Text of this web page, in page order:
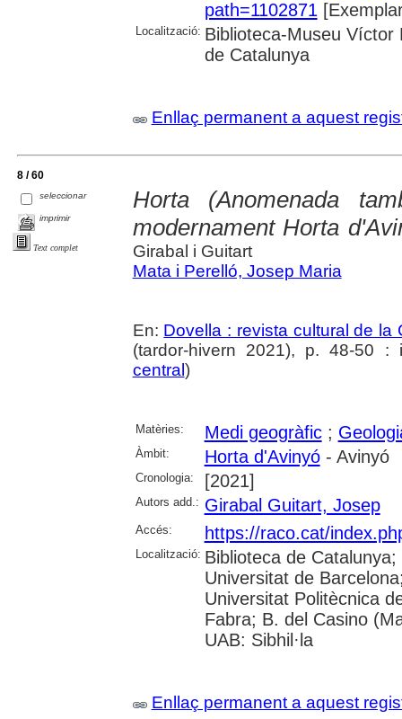
path=1102871
Localització: Biblioteca-Museu Víctor
de Catalunya
Enllaç permanent a aquest
8 / 60
seleccionar
imprimir
Text complet
Horta (Anomenada
modernament Horta
Girabal i Guitart
Mata i Perelló, Josep Maria
En: Dovella : revista cultural de la
(tardor-hivern 2021), p. 48-50 :
central)
Matèries: Medi geogràfic;
Àmbit: Horta d'Avinyó- Avinyó
Cronologia: [2021]
Autors add.: Girabal Guitart, Josep
Accés: https://raco.cat/
Localització: Biblioteca de
Universitat de
Universitat Politècnica
Fabra; B. del Casino
UAB: Sibhil·la
Enllaç permanent a aquest